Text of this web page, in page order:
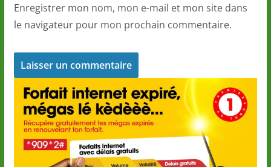
Enregistrer mon nom, mon e-mail et mon site dans
le navigateur pour mon prochain commentaire.